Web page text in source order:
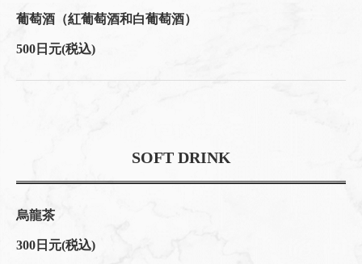
葡萄酒（紅葡萄酒和白葡萄酒）
500日元(税込)
SOFT DRINK
烏龍茶
300日元(税込)